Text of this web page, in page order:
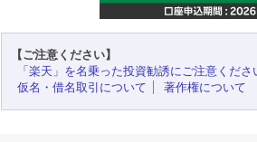
【ご注意ください】
「楽天」を名乗った投資勧誘にご注意くださ
仮名・借名取引について
著作権について